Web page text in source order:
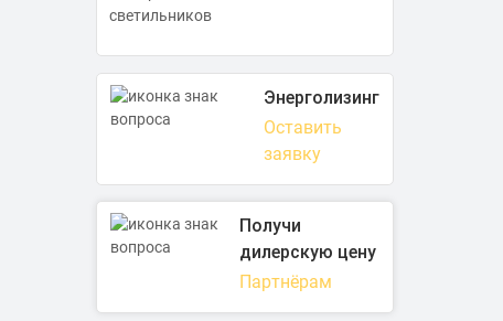
Энерголизинг
Оставить
заявку
Получи
дилерскую цену
Партнёрам